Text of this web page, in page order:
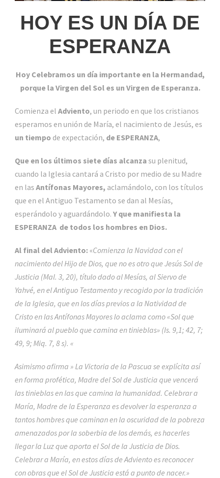
HOY ES UN DÍA DE
ESPERANZA
Hoy Celebramos un día importante en la Hermandad,
porque la Virgen del Sol es un Virgen de Esperanza.
Comienza el Adviento, un periodo en que los cristianos
esperamos en unión de María, el nacimiento de Jesús, es
un tiempo de expectación, de ESPERANZA,
Que en los últimos siete días alcanza su plenitud,
cuando la Iglesia cantará a Cristo por medio de su Madre
en las Antífonas Mayores, aclamándolo, con los títulos
que en el Antiguo Testamento se dan al Mesías,
esperándolo y aguardándolo. Y que manifiesta la
ESPERANZA de todos los hombres en Dios.
Al final del Adviento: «Comienza la Navidad con el
nacimiento del Hijo de Dios, que no es otro que Jesús Sol de
Justicia (Mal. 3, 20), título dado al Mesías, al Siervo de
Yahvé, en el Antiguo Testamento y recogido por la tradición
de la Iglesia, que en los días previos a la Natividad de
Cristo en las Antífonas Mayores lo aclama como «Sol que
iluminará al pueblo que camina en tinieblas» (Is. 9,1; 42, 7;
49, 9; Miq. 7, 8 s). «
Asimismo afirma » La Victoria de la Pascua se explícita así
en forma profética, Madre del Sol de Justicia que vencerá
las tinieblas en las que camina la humanidad. Celebrar a
María, Madre de la Esperanza es devolver la esperanza a
tantos hombres que caminan en la oscuridad de la pobreza
amenazados por la soberbia de los demás, es hacerles
llegar la Luz que aporta el Sol de la Justicia de Dios.
Celebrar a María, en estos días de Adviento es reconocer
con obras que el Sol de Justicia está a punto de nacer.»